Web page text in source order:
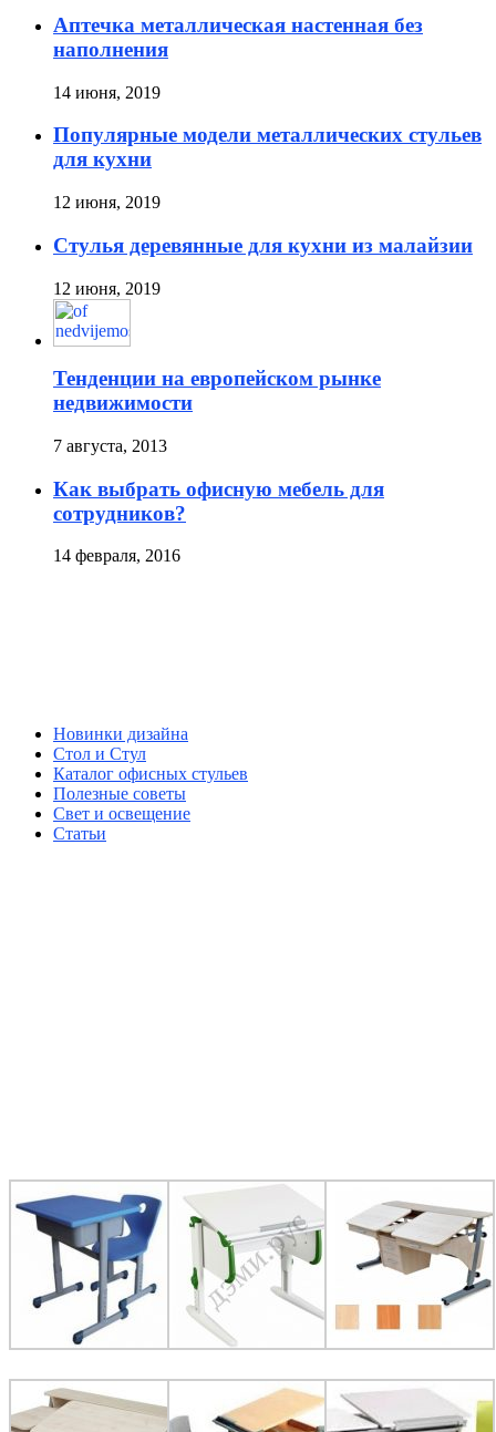
Аптечка металлическая настенная без
наполнения
14 июня, 2019
Популярные модели металлических стульев
для кухни
12 июня, 2019
Стулья деревянные для кухни из малайзии
12 июня, 2019
Тенденции на европейском рынке
недвижимости
7 августа, 2013
Как выбрать офисную мебель для
сотрудников?
14 февраля, 2016
Новинки дизайна
Стол и Стул
Каталог офисных стульев
Полезные советы
Свет и освещение
Статьи